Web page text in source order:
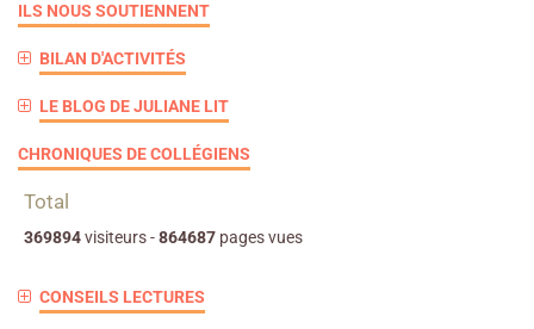
ILS NOUS SOUTIENNENT
BILAN D'ACTIVITÉS
LE BLOG DE JULIANE LIT
CHRONIQUES DE COLLÉGIENS
Total
369894visiteurs -864687 pages vues
CONSEILS LECTURES